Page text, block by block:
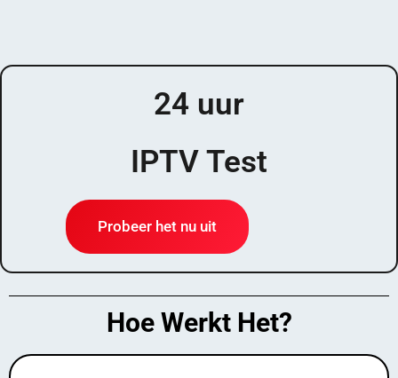
24 uur
IPTV Test
Probeer het nu uit
Hoe Werkt Het?